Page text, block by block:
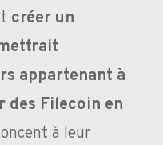
créer un
appartenant à
des Filecoin en
à leur